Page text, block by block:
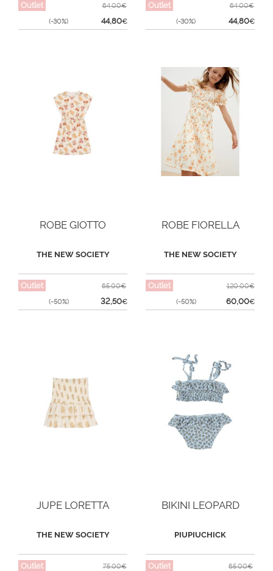
Outlet
(-30%)
64,00€
44,80€
Outlet
(-30%)
64,00€
44,80€
ROBE GIOTTO
THE NEW SOCIETY
Outlet
(-50%)
65,00€
32,50€
ROBE FIORELLA
THE NEW SOCIETY
Outlet
(-50%)
120,00€
60,00€
JUPE LORETTA
THE NEW SOCIETY
Outlet 75,00€
BIKINI LEOPARD
PIUPIUCHICK
Outlet 65,00€